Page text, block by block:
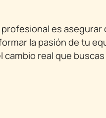
es asegurar
la pasión de tu
real que